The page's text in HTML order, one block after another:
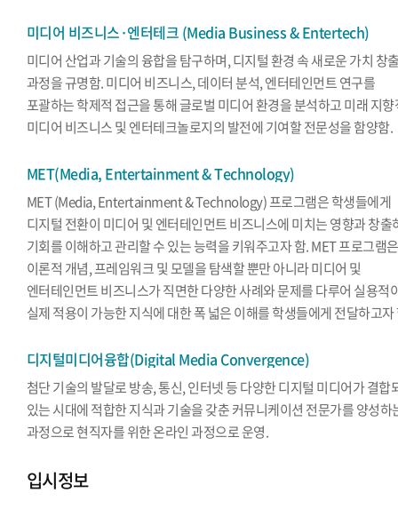
미디어 비즈니스·엔터테크 (Media Business & Entertech)
미디어 산업과 기술의 융합을 탐구하며, 디지털 환경 속 새로운 가치 창
과정을 규명함. 미디어 비즈니스, 데이터 분석, 엔터테인먼트 연구를
포괄하는 학제적 접근을 통해 글로벌 미디어 환경을 분석하고 미래 지
미디어 비즈니스 및 엔터테크놀로지의 발전에 기여할 전문성을 함양함.
MET(Media, Entertainment & Technology)
MET (Media, Entertainment & Technology) 프로그램은 학생들에게
디지털 전환이 미디어 및 엔터테인먼트 비즈니스에 미치는 영향과 창출
기회를 이해하고 관리할 수 있는 능력을 키워주고자 함. MET 프로그램은
이론적 개념, 프레임워크 및 모델을 탐색할 뿐만 아니라 미디어 및
엔터테인먼트 비즈니스가 직면한 다양한 사례와 문제를 다루어 실용적
실제 적용이 가능한 지식에 대한 폭 넓은 이해를 학생들에게 전달하고자
디지털미디어융합(Digital Media Convergence)
첨단 기술의 발달로 방송, 통신, 인터넷 등 다양한 디지털 미디어가 결합
있는 시대에 적합한 지식과 기술을 갖춘 커뮤니케이션 전문가를 양성하
과정으로 현직자를 위한 온라인 과정으로 운영.
입시정보